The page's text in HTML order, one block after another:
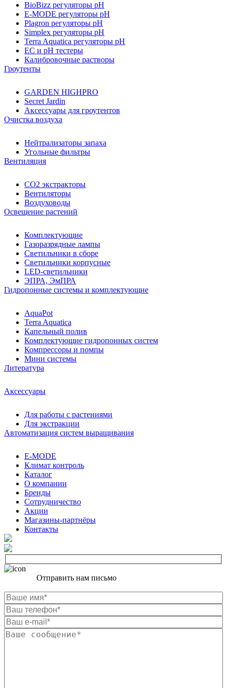
BioBizz регуляторы pH
E-MODE регуляторы pH
Plagron регуляторы pH
Simplex регуляторы pH
Terra Aquatica регуляторы pH
EC и pH тестеры
Калибровочные растворы
Гроутенты
GARDEN HIGHPRO
Secret Jardin
Аксессуары для гроутентов
Очистка воздуха
Нейтрализаторы запаха
Угольные фильтры
Вентиляция
CO2 экстракторы
Вентиляторы
Воздуховоды
Освещение растений
Комплектующие
Газоразрядные лампы
Светильники в сборе
Светильники корпусные
LED-светильники
ЭПРА, ЭмПРА
Гидропонные системы и комплектующие
AquaPot
Terra Aquatica
Капельный полив
Комплектующие гидропонных систем
Компрессоры и помпы
Мини системы
Литература
Аксессуары
Для работы с растениями
Для экстракции
Автоматизация систем выращивания
E-MODE
Климат контроль
Каталог
О компании
Бренды
Сотрудничество
Акции
Магазины-партнёры
Контакты
Отправить нам письмо